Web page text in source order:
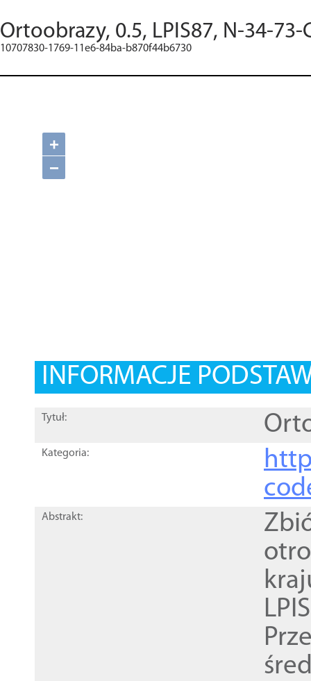
Ortoobrazy, 0.5, LPIS87, N-34-73-
10707830-1769-11e6-84ba-b870f44b6730
+
−
INFORMACJE
Tytuł:
Kategoria:
Abstrakt: